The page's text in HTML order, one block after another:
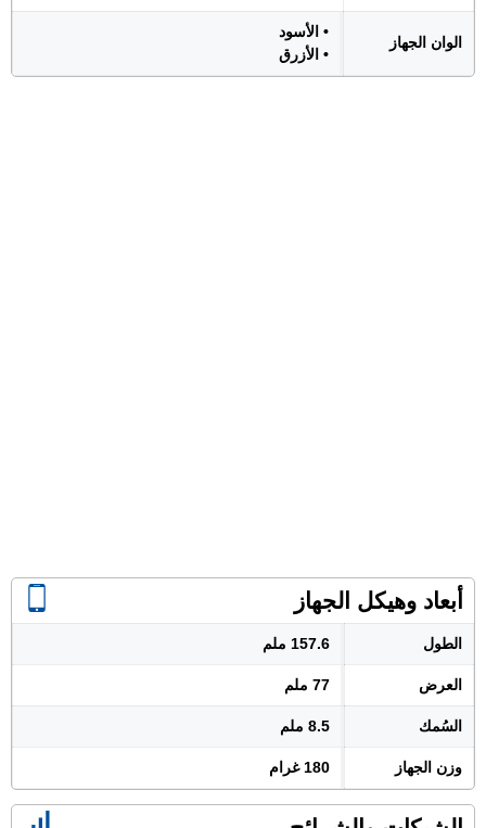
الوان الجهاز
• الأسود
• الأزرق
أبعاد وهيكل الجهاز
الطول 157.6 ملم
العرض 77 ملم
السُمك 8.5 ملم
وزن الجهاز 180 غرام